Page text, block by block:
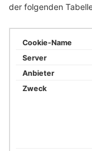
der folgenden